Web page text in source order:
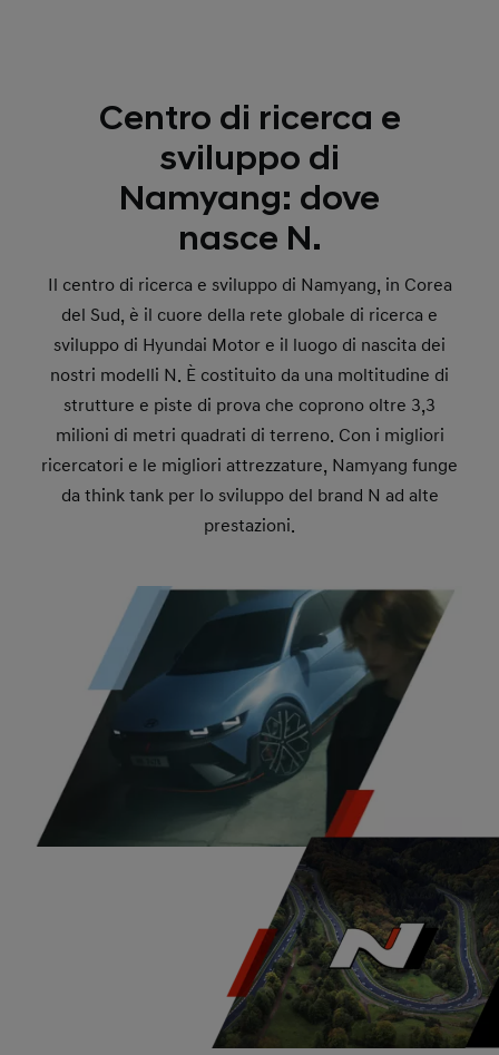
Centro di ricerca e
sviluppo di
Namyang: dove
nasce N.
Il centro di ricerca e sviluppo di Namyang, in Corea
del Sud, è il cuore della rete globale di ricerca e
sviluppo di Hyundai Motor e il luogo di nascita dei
nostri modelli N. È costituito da una moltitudine di
strutture e piste di prova che coprono oltre 3,3
milioni di metri quadrati di terreno. Con i migliori
ricercatori e le migliori attrezzature, Namyang funge
da think tank per lo sviluppo del brand N ad alte
prestazioni.